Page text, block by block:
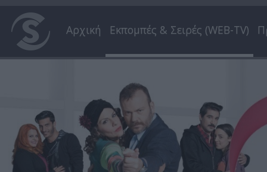
Αρχική Εκπομπές & Σειρές (WEB-TV)